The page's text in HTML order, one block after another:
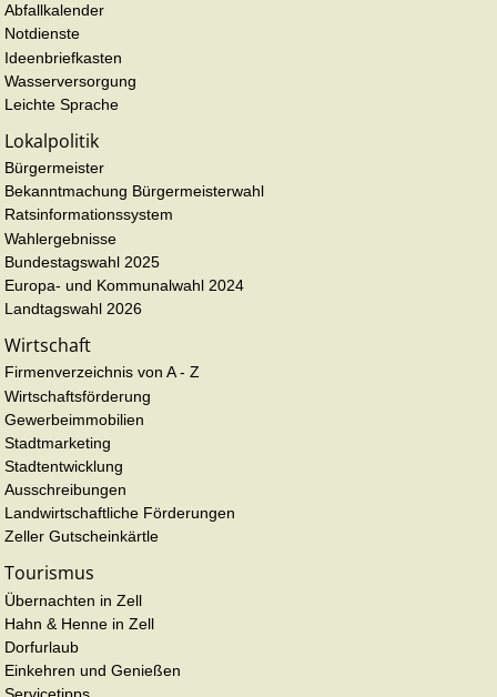
Abfallkalender
Notdienste
Ideenbriefkasten
Wasserversorgung
Leichte Sprache
Lokalpolitik
Bürgermeister
Bekanntmachung Bürgermeisterwahl
Ratsinformationssystem
Wahlergebnisse
Bundestagswahl 2025
Europa- und Kommunalwahl 2024
Landtagswahl 2026
Wirtschaft
Firmenverzeichnis von A - Z
Wirtschaftsförderung
Gewerbeimmobilien
Stadtmarketing
Stadtentwicklung
Ausschreibungen
Landwirtschaftliche Förderungen
Zeller Gutscheinkärtle
Tourismus
Übernachten in Zell
Hahn & Henne in Zell
Dorfurlaub
Einkehren und Genießen